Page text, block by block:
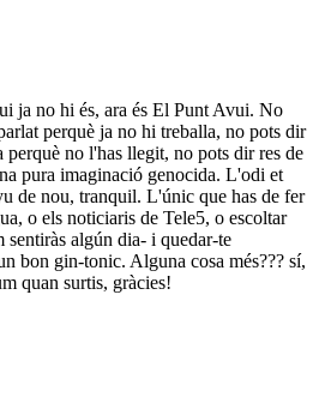
ja no hi és, ara és El Punt Avui. No
perquè ja no hi treballa, no pots dir
perquè no l'has llegit, no pots dir res de
pura imaginació genocida. L'odi et
de nou, tranquil. L'únic que has de fer
o els noticiaris de Tele5, o escoltar
sentiràs algún dia- i quedar-te
bon gin-tonic. Alguna cosa més??? sí,
quan surtis, gràcies!